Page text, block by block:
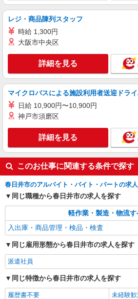
製品の検査／材料の投
時給1,550円〜1,938円
通費支給規定あり ※給
（規定あり） ※残業発
の場合 時給1,550円
残業代＋交通費
雇入れ直後：愛知県
キープ
派遣社員
株式会社テクノ・サービス/お仕事No/0910906
検査作業
時給1300円 月収例
日出勤手当て等が含まれています
給
愛知県春日井市 ＊バ
キープ
レジ・商品陳列スタッフ
時給 1,300円
大阪市中央区
詳細を見る
マイクロバスによる施設利用者送迎ドラ
日給 10,900円〜10,900円
神戸市須磨区
詳細を見る
このお仕事に関連する条件で探す
春日井市のアルバイト・バイト・パートの求
同じ職種から春日井市の求人を探す
軽作業・製造・物流す
入出庫・商品管理・検品・検査
同じ雇用形態から春日井市の求人を探す
派遣社員
同じ特徴から春日井市の求人を探す
履歴書不要
未経験歓